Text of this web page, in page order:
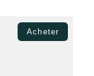
Acheter